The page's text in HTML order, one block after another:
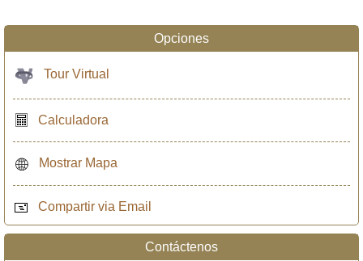
Opciones
Tour Virtual
Calculadora
Mostrar Mapa
Compartir via Email
Contáctenos